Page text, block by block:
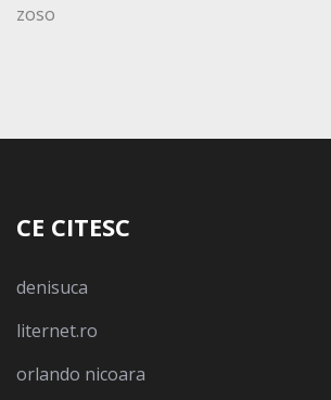
zoso
CE CITESC
denisuca
liternet.ro
orlando nicoara